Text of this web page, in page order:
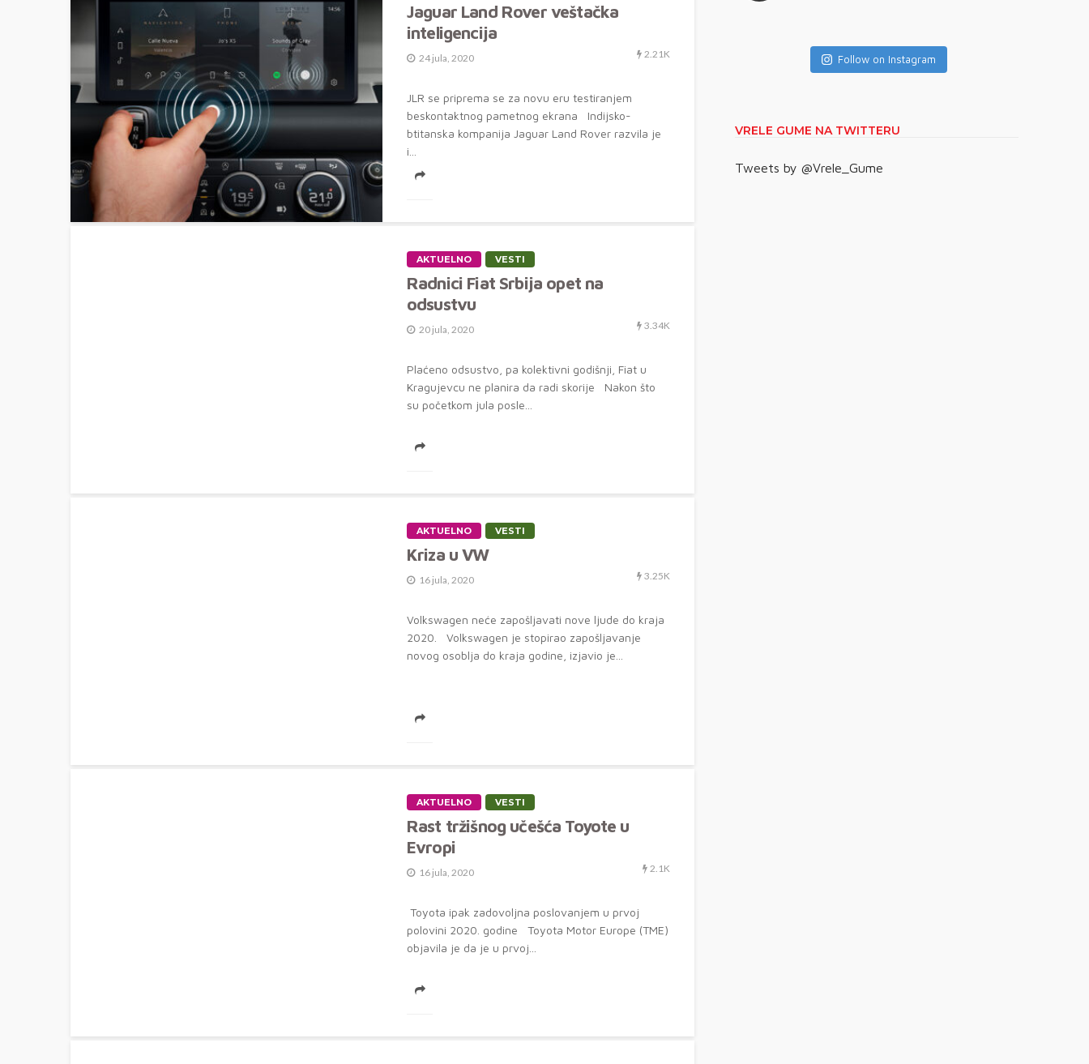
Jaguar Land Rover veštačka
inteligencija
24 jula, 2020 2.21K
JLR se priprema se za novu eru testiranjem
beskontaktnog pametnog ekrana Indijsko-
btitanska kompanija Jaguar Land Rover razvila je
i...
AKTUELNO VESTI
Radnici Fiat Srbija opet na
odsustvu
20 jula, 2020 3.34K
Plaćeno odsustvo, pa kolektivni godišnji, Fiat u
Kragujevcu ne planira da radi skorije Nakon što
su početkom jula posle...
AKTUELNO VESTI
Kriza u VW
16 jula, 2020 3.25K
Volkswagen neće zapošljavati nove ljude do kraja
2020. Volkswagen je stopirao zapošljavanje
novog osoblja do kraja godine, izjavio je...
AKTUELNO VESTI
Rast tržišnog učešća Toyote u
Evropi
16 jula, 2020 2.1K
Toyota ipak zadovoljna poslovanjem u prvoj
polovini 2020. godine Toyota Motor Europe (TME)
objavila je da je u prvoj...
Follow on Instagram
VRELE GUME NA TWITTERU
Tweets by @Vrele_Gume